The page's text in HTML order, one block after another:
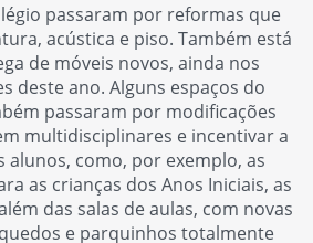
passaram por reformas que
acústica e piso. Também está
de móveis novos, ainda nos
deste ano. Alguns espaços do
passaram por modificações
multidisciplinares e incentivar a
alunos, como, por exemplo, as
as crianças dos Anos Iniciais, as
das salas de aulas, com novas
e parquinhos totalmente